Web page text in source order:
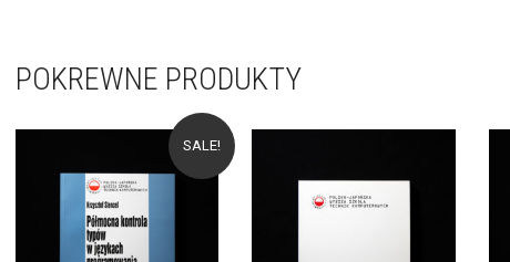
POKREWNE PRODUKTY
SALE!